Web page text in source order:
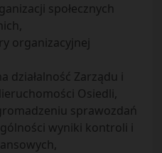
społecznych
organizacyjnej
Zarządu i
Osiedli,
sprawozdań
wyniki kontroli i